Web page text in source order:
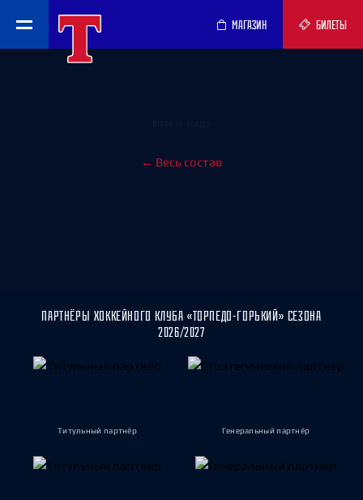
МАГАЗИН БИЛЕТЫ
← Весь состав
ПАРТНЁРЫ ХОККЕЙНОГО КЛУБА «ТОРПЕДО-ГОРЬКИЙ» СЕЗОНА
2026/2027
Титульный партнёр Генеральный партнёр